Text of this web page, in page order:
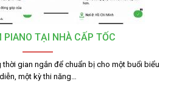
PIANO TẠI NHÀ CẤP TỐC
thời gian ngắn để chuẩn bị cho một buổi biểu
diễn, một kỳ thi năng…